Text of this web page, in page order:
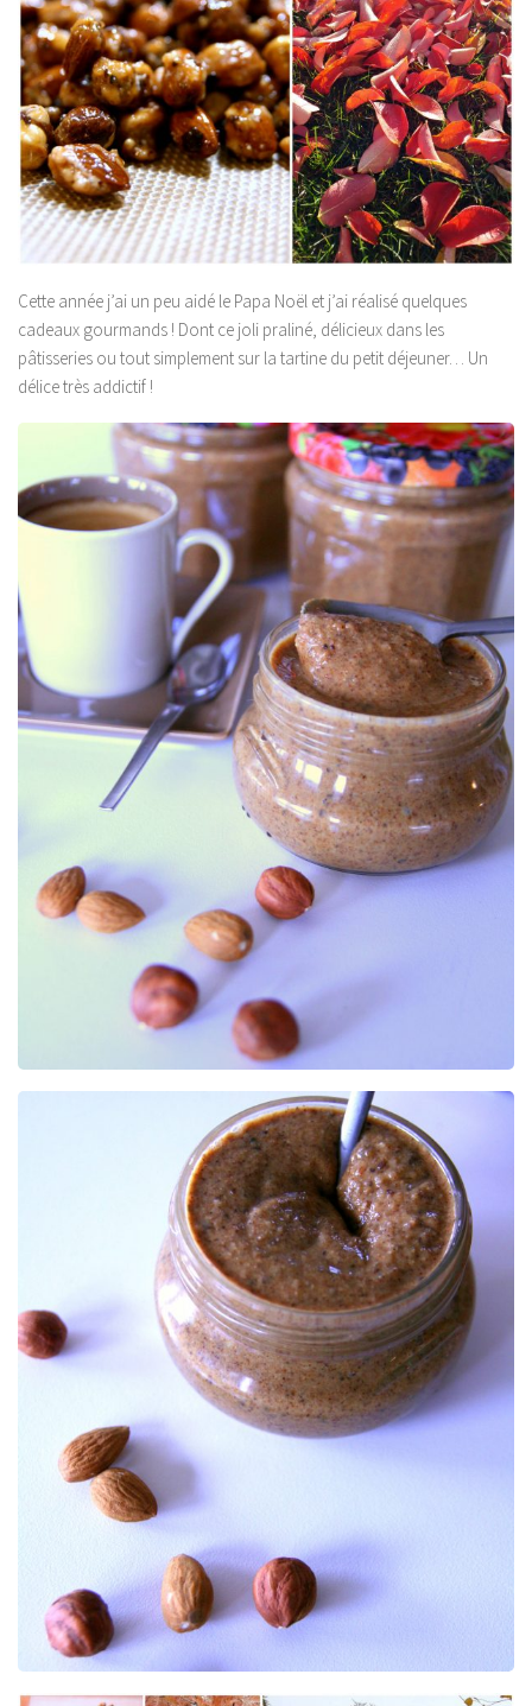
Cette année j’ai un peu aidé le Papa Noël et j’ai réalisé quelques
cadeaux gourmands ! Dont ce joli praliné, délicieux dans les
pâtisseries ou tout simplement sur la tartine du petit déjeuner… Un
délice très addictif !